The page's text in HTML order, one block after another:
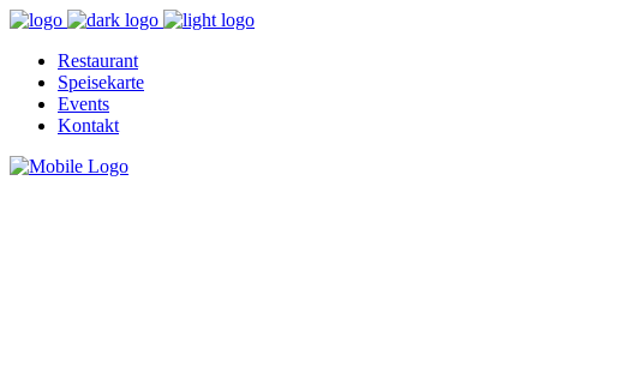
Restaurant
Speisekarte
Events
Kontakt